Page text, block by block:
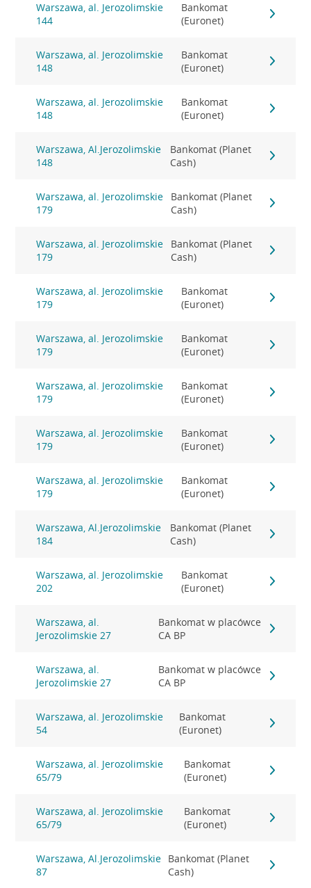
Warszawa, al. Jerozolimskie
144
Bankomat
(Euronet)
Warszawa, al. Jerozolimskie
148
Bankomat
(Euronet)
Warszawa, al. Jerozolimskie
148
Bankomat
(Euronet)
Warszawa, Al.Jerozolimskie
148
Bankomat (Planet
Cash)
Warszawa, al. Jerozolimskie
179
Bankomat (Planet
Cash)
Warszawa, al. Jerozolimskie
179
Bankomat (Planet
Cash)
Warszawa, al. Jerozolimskie
179
Bankomat
(Euronet)
Warszawa, al. Jerozolimskie
179
Bankomat
(Euronet)
Warszawa, al. Jerozolimskie
179
Bankomat
(Euronet)
Warszawa, al. Jerozolimskie
179
Bankomat
(Euronet)
Warszawa, al. Jerozolimskie
179
Bankomat
(Euronet)
Warszawa, Al.Jerozolimskie
184
Bankomat (Planet
Cash)
Warszawa, al. Jerozolimskie
202
Bankomat
(Euronet)
Warszawa, al.
Jerozolimskie 27
Bankomat w placówce
CA BP
Warszawa, al.
Jerozolimskie 27
Bankomat w placówce
CA BP
Warszawa, al. Jerozolimskie
54
Bankomat
(Euronet)
Warszawa, al. Jerozolimskie
65/79
Bankomat
(Euronet)
Warszawa, al. Jerozolimskie
65/79
Bankomat
(Euronet)
Warszawa, Al.Jerozolimskie
87
Bankomat (Planet
Cash)